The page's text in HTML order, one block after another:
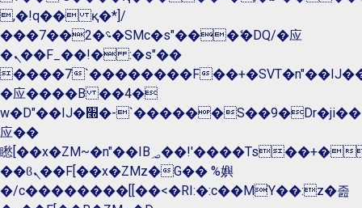
,�!q�� қ�*]/
���؝�2��7�SMc�s"���ޭ�DQ/�应
�ܢ��F_��!� :�s"��
����7`��������F
�应����B ��4�
w�D"��IJ�׭�-`������S��9�Dr�ji��EJ߅��gJ�
应��
矁[��x�ZM~�n"��IB؃��!'����Тѕ��+��(m��IK�ʭ�/|
��ϐܢ��F[��x�ZMz�G�� %嬩
�/c��������[[��<�RI:�:c��MΎ��:z�졾